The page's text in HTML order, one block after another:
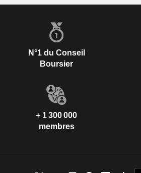
N°1 du Conseil
Boursier
+ 1 300 000
membres